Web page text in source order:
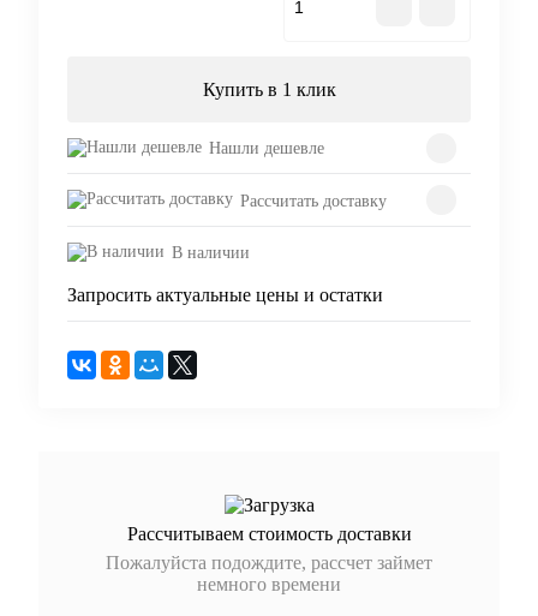
Купить в 1 клик
Нашли дешевле
Рассчитать доставку
В наличии
Запросить актуальные цены и остатки
Рассчитываем стоимость доставки
Пожалуйста подождите, рассчет займет
немного времени